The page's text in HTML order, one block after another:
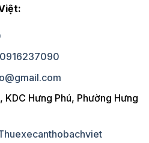
Hưng Phú, Phường Hưng